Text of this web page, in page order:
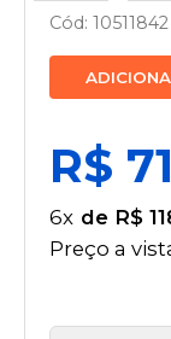
10511842
R$
6x
R$
Preço a